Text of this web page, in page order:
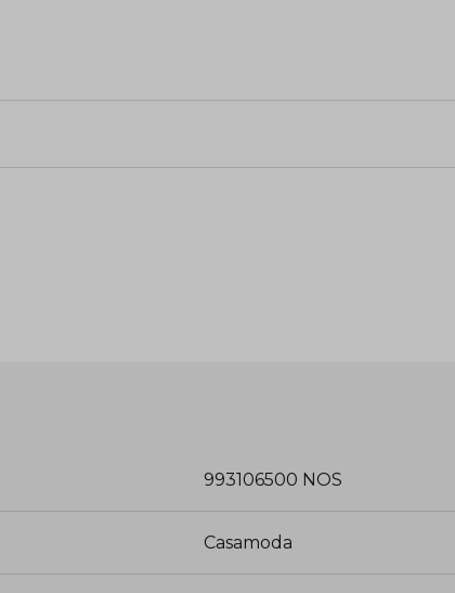
993106500 NOS
Casamoda